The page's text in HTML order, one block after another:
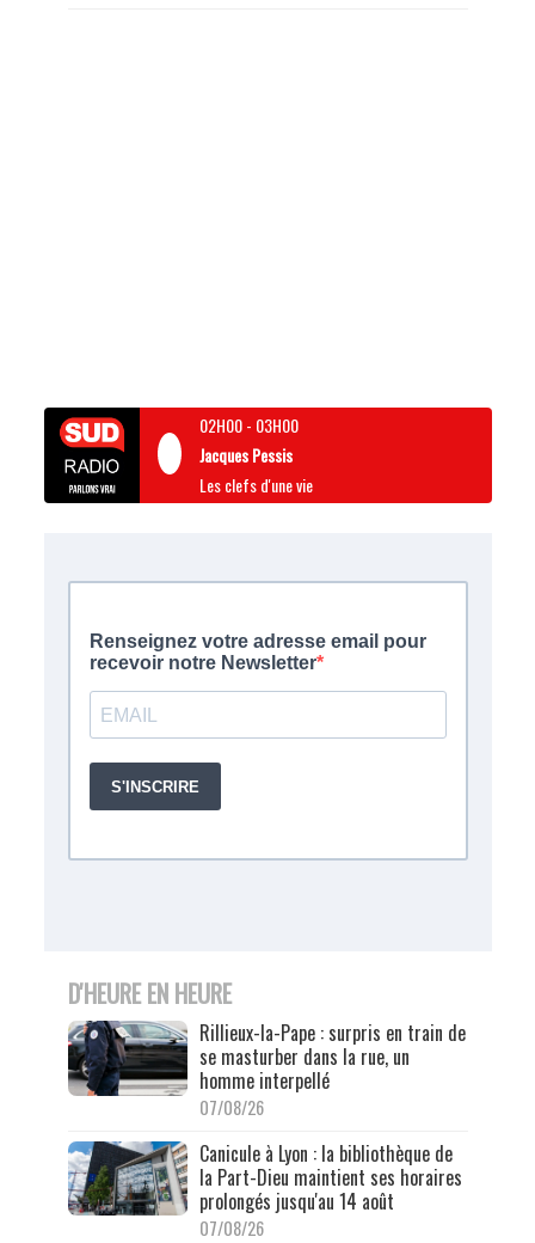
02H00- 03H00
Jacques Pessis
Les clefs d'une vie
D'HEURE EN HEURE
Rillieux-la-Pape : surpris en train de
se masturber dans la rue, un
homme interpellé
07/08/26
Canicule à Lyon : la bibliothèque de
la Part-Dieu maintient ses horaires
prolongés jusqu'au 14 août
07/08/26